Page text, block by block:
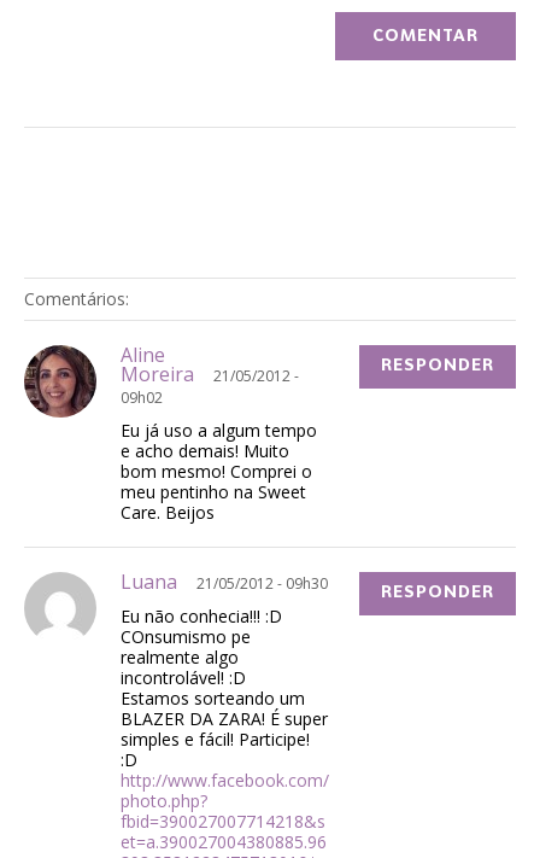
Comentários:
Aline
Moreira
21/05/2012 -
09h02
Eu já uso a algum tempo
e acho demais! Muito
bom mesmo! Comprei o
meu pentinho na Sweet
Care. Beijos
RESPONDER
Luana 21/05/2012 - 09h30
Eu não conhecia!!! :D
COnsumismo pe
realmente algo
incontrolável! :D
Estamos sorteando um
BLAZER DA ZARA! É super
simples e fácil! Participe!
:D
http://www.facebook.com/
photo.php?
fbid=390027007714218&s
et=a.390027004380885.96
RESPONDER